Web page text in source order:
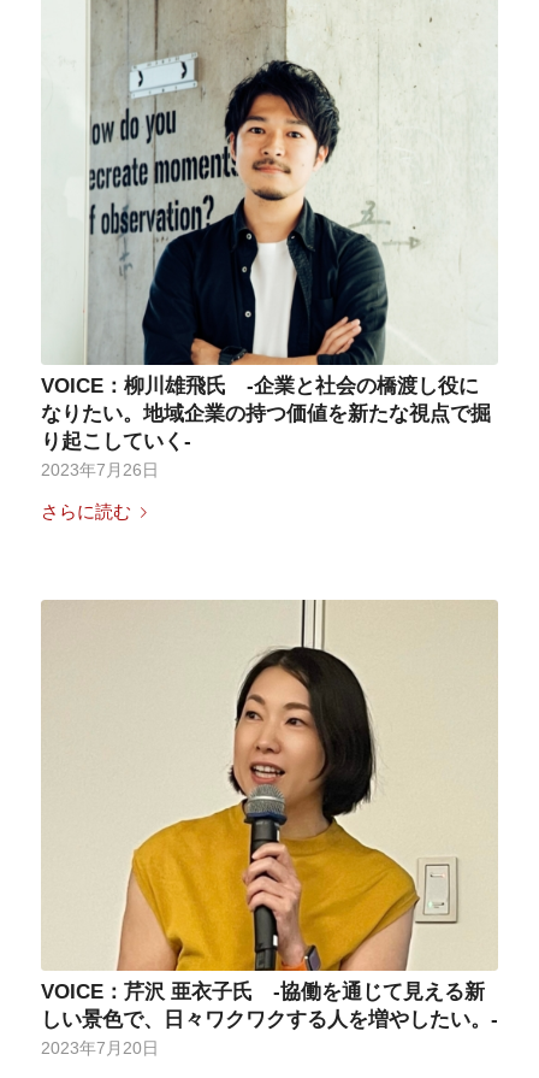
VOICE：柳川雄飛氏 -企業と社会の橋渡し役に
なりたい。地域企業の持つ価値を新たな視点で掘
り起こしていく-
2023年7月26日
さらに読む
VOICE：芹沢 亜衣子氏 -協働を通じて見える新
しい景色で、日々ワクワクする人を増やしたい。-
2023年7月20日